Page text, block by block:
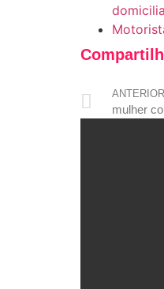
ANTERIOR